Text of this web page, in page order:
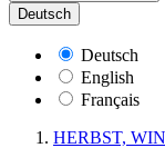
Deutsch
Deutsch
English
Français
HERBST,